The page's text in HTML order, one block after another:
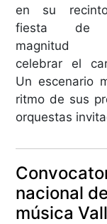
en su
fiesta de
magnitud
celebrar el
Un escenario
ritmo de sus
orquestas
nacional
música